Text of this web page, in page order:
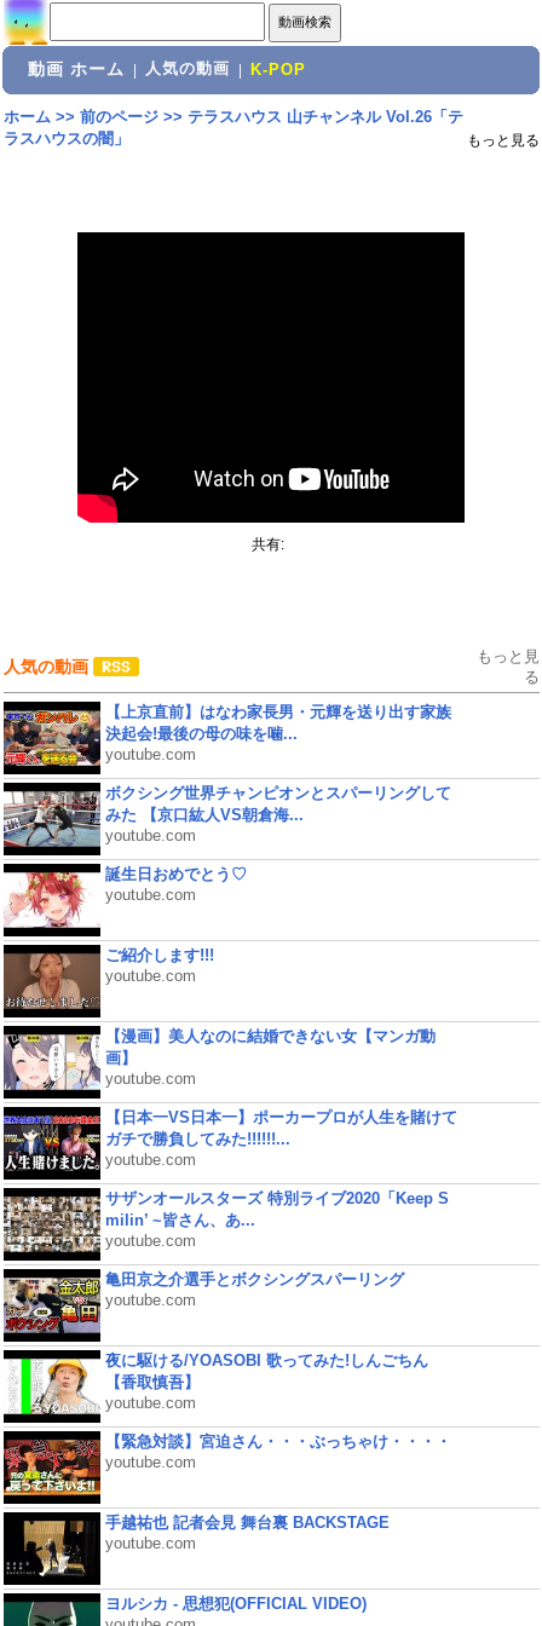
動画 ホーム 人気の動画 K-POP
ホーム>> 前のページ>> テラスハウス 山チャンネル Vol.26「テ
ラスハウスの闇」
もっと見る
共有:
人気の動画
もっと見
る
【上京直前】はなわ家長男・元輝を送り出す家族
決起会!最後の母の味を噛...
youtube.com
ボクシング世界チャンピオンとスパーリングして
みた 【京口紘人VS朝倉海...
youtube.com
誕生日おめでとう♡
youtube.com
ご紹介します!!!
youtube.com
【漫画】美人なのに結婚できない女【マンガ動
画】
youtube.com
【日本一VS日本一】ポーカープロが人生を賭けて
ガチで勝負してみた!!!!!!...
youtube.com
サザンオールスターズ 特別ライブ2020「Keep S
milin’ ~皆さん、あ...
youtube.com
亀田京之介選手とボクシングスパーリング
youtube.com
夜に駆ける/YOASOBI 歌ってみた!しんごちん
【香取慎吾】
youtube.com
【緊急対談】宮迫さん・・・ぶっちゃけ・・・・
youtube.com
手越祐也 記者会見 舞台裏 BACKSTAGE
youtube.com
ヨルシカ - 思想犯(OFFICIAL VIDEO)